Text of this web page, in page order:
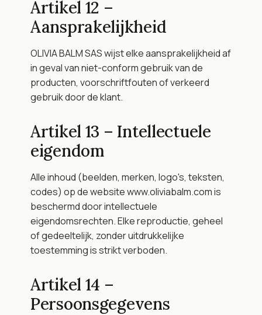
Artikel 12 –
Aansprakelijkheid
OLIVIA BALM SAS wijst elke aansprakelijkheid af
in geval van niet-conform gebruik van de
producten, voorschriftfouten of verkeerd
gebruik door de klant.
Artikel 13 – Intellectuele
eigendom
Alle inhoud (beelden, merken, logo's, teksten,
codes) op de website www.oliviabalm.com is
beschermd door intellectuele
eigendomsrechten. Elke reproductie, geheel
of gedeeltelijk, zonder uitdrukkelijke
toestemming is strikt verboden.
Artikel 14 –
Persoonsgegevens